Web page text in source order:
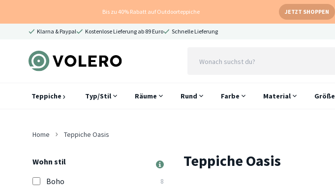
Bis zu 40% Rabatt auf Outdoorteppiche JETZT SHOPPEN
Klarna & Paypal Kostenlose Lieferung ab 89 Euro Schnelle Lieferung
Teppiche Typ/Stil Räume Rund Farbe Material Größe
Home Teppiche Oasis
Wohn stil
Boho
8
Teppiche Oasis